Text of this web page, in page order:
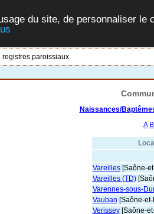
du site, de personnaliser
registres paroissiaux
Naissances/
A B
Vareilles[Saône-
Vareilles (TD)
Varennes-sous-
Vauban [Saône-
Verissey[Saône-